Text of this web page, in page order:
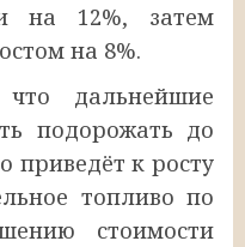
на 12%, затем
на 8%.
дальнейшие
подорожать до
приведёт к росту
топливо по
стоимости